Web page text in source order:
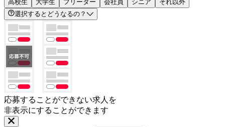
高校生 大学生 フリーター 会社員 シニア
それ以外
選択するとどうなるの？
応募することができない求人を
非表示にすることができます